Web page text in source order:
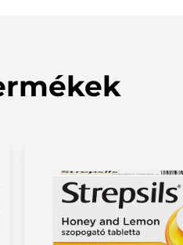
dioxid (E220, 0,13
tartalmazó